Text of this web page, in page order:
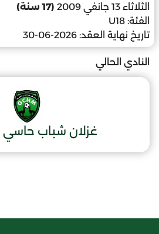
الثلاثاء 13 جانفي 2009
(17 سنة)
الفئة: U18
تاريخ نهاية العقد: 2026-06-30
النادي الحالي
غزلان شباب